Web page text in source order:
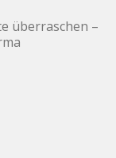
überraschen –